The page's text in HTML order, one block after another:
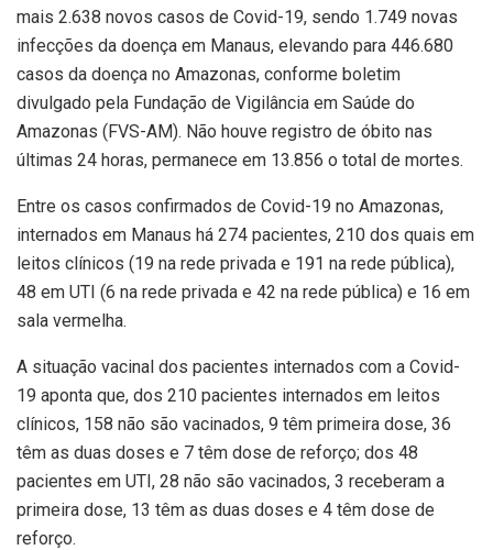
mais 2.638 novos casos de Covid-19, sendo 1.749 novas
infecções da doença em Manaus, elevando para 446.680
casos da doença no Amazonas, conforme boletim
divulgado pela Fundação de Vigilância em Saúde do
Amazonas (FVS-AM). Não houve registro de óbito nas
últimas 24 horas, permanece em 13.856 o total de mortes.
Entre os casos confirmados de Covid-19 no Amazonas,
internados em Manaus há 274 pacientes, 210 dos quais em
leitos clínicos (19 na rede privada e 191 na rede pública),
48 em UTI (6 na rede privada e 42 na rede pública) e 16 em
sala vermelha.
A situação vacinal dos pacientes internados com a Covid-
19 aponta que, dos 210 pacientes internados em leitos
clínicos, 158 não são vacinados, 9 têm primeira dose, 36
têm as duas doses e 7 têm dose de reforço; dos 48
pacientes em UTI, 28 não são vacinados, 3 receberam a
primeira dose, 13 têm as duas doses e 4 têm dose de
reforço.